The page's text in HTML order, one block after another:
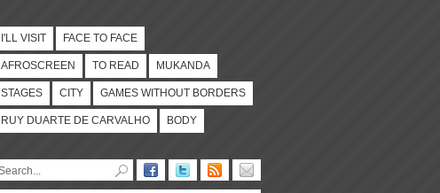
I'LL VISIT FACE TO FACE
AFROSCREEN TO READ MUKANDA
STAGES CITY GAMES WITHOUT BORDERS
RUY DUARTE DE CARVALHO BODY